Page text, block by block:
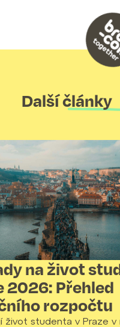
Další články
na život
2026: Přehled
rozpočtu
život studenta v Praze v